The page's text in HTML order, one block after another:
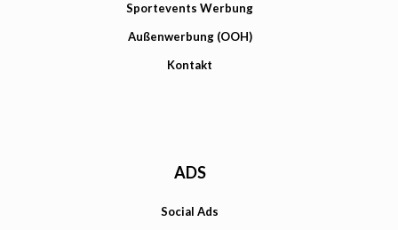
Sportevents Werbung
Außenwerbung (OOH)
Kontakt
ADS
Social Ads